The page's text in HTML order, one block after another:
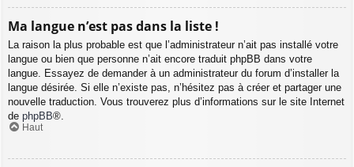
Ma langue n’est pas dans la liste !
La raison la plus probable est que l’administrateur n’ait pas installé votre
langue ou bien que personne n’ait encore traduit phpBB dans votre
langue. Essayez de demander à un administrateur du forum d’installer la
langue désirée. Si elle n’existe pas, n’hésitez pas à créer et partager une
nouvelle traduction. Vous trouverez plus d’informations sur le site Internet
de phpBB®.
Haut